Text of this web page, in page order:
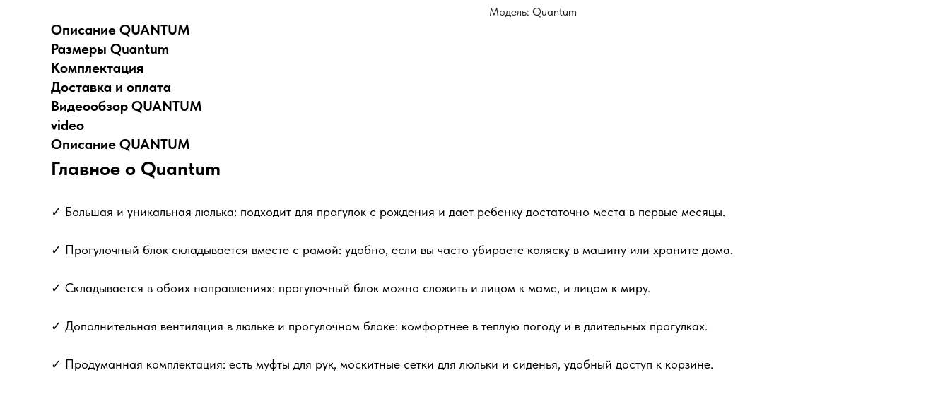
Модель: Quantum
Описание QUANTUM
Размеры Quantum
Комплектация
Доставка и оплата
Видеообзор QUANTUM
video
Описание QUANTUM
Главное о Quantum
✓ Большая и уникальная люлька: подходит для прогулок с рождения и дает ребенку достаточно места в первые месяцы.
✓ Прогулочный блок складывается вместе с рамой: удобно, если вы часто убираете коляску в машину или храните дома.
✓ Складывается в обоих направлениях: прогулочный блок можно сложить и лицом к маме, и лицом к миру.
✓ Дополнительная вентиляция в люльке и прогулочном блоке: комфортнее в теплую погоду и в длительных прогулках.
✓ Продуманная комплектация: есть муфты для рук, москитные сетки для люльки и сиденья, удобный доступ к корзине.